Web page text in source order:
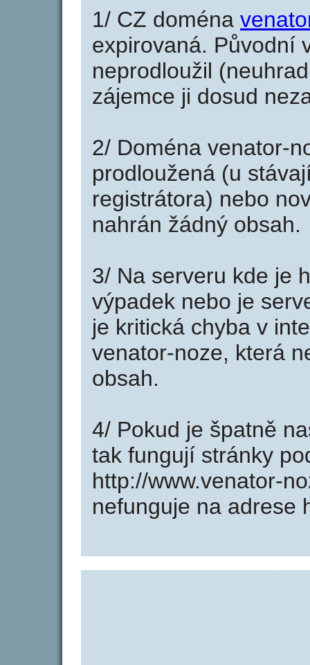
1/ CZ doména
expirovaná. Původní
neprodloužil
zájemce ji dosud
2/ Doména venator-
prodloužená (u
registrátora) nebo
nahrán žádný obsah.
3/ Na serveru kde je
výpadek nebo je
je kritická chyba v
venator-noze, která
obsah.
4/ Pokud je špatně
tak fungují stránky
http://www.venator-
nefunguje na adrese